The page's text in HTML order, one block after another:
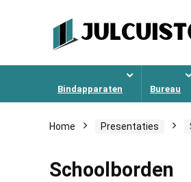
Bindapparaten Bureau
Home Presentaties
Schoolborden